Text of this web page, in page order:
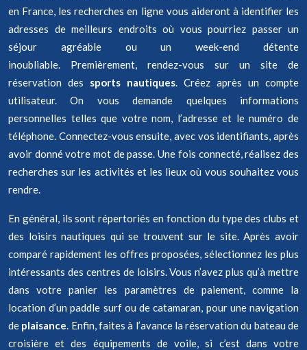
en France, les recherches en ligne vous aideront à identifier les
adresses de meilleurs endroits où vous pourriez passer un
séjour agréable ou un week-end détente
inoubliable. Premièrement, rendez-vous sur un site de
réservation des sports nautiques. Créez après un compte
utilisateur. On vous demande quelques informations
personnelles telles que votre nom, l’adresse et le numéro de
téléphone. Connectez-vous ensuite, avec vos identifiants, après
avoir donné votre mot de passe. Une fois connecté, réalisez des
recherches sur les activités et les lieux où vous souhaitez vous
rendre.
En général, ils sont répertoriés en fonction du type des clubs et
des loisirs nautiques qui se trouvent sur le site. Après avoir
comparé rapidement les offres proposées, sélectionnez les plus
intéressants des centres de loisirs. Vous n’avez plus qu’à mettre
dans votre panier les paramètres de paiement, comme la
location d’un paddle surf ou de catamaran, pour une navigation
de plaisance. Enfin, faites à l’avance la réservation du bateau de
croisière et des équipements de voile, si c’est dans votre